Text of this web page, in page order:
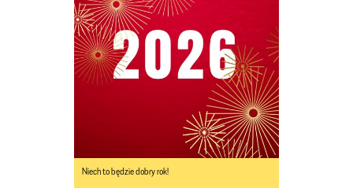
Niech to będzie dobry rok!